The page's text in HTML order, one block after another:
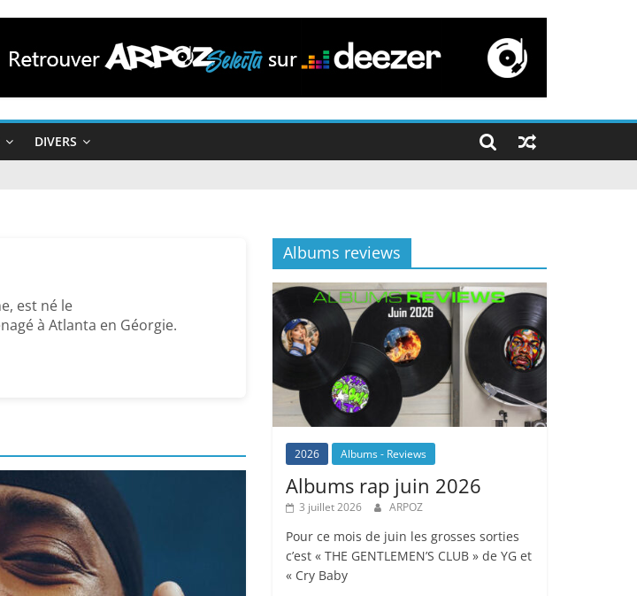
DIVERS
est né le
à Atlanta en Géorgie.
Albums reviews
2026 Albums - Reviews
Albums rap juin 2026
3 juillet 2026 ARPOZ
Pour ce mois de juin les grosses sorties
c’est « THE GENTLEMEN’S CLUB » de YG et
« Cry Baby